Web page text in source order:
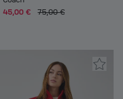
45,00 €
75,00 €